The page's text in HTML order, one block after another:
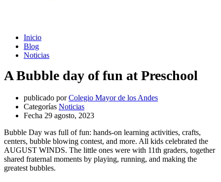
Inicio
Blog
Noticias
A Bubble day of fun at Preschool
publicado por Colegio Mayor de los Andes
Categorías Noticias
Fecha 29 agosto, 2023
Bubble Day was full of fun: hands-on learning activities, crafts,
centers, bubble blowing contest, and more. All kids celebrated the
AUGUST WINDS. The little ones were with 11th graders, together
shared fraternal moments by playing, running, and making the
greatest bubbles.